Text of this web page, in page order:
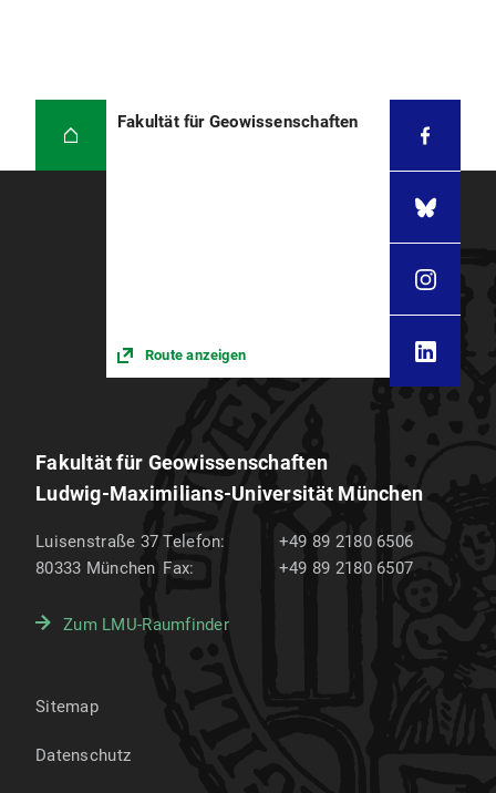
Fakultät für Geowissenschaften
Route anzeigen
Fakultät für Geowissenschaften
Ludwig-Maximilians-Universität München
Luisenstraße 37
80333 München
Telefon:
+49 89 2180 6506
Fax:
+49 89 2180 6507
Zum LMU-Raumfinder
Sitemap
Datenschutz